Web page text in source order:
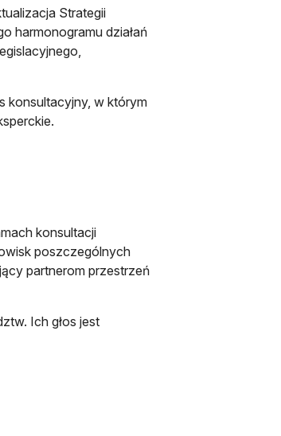
Strategii
harmonogramu działań
konsultacyjny, w którym
konsultacji
poszczególnych
partnerom przestrzeń
Ich głos jest